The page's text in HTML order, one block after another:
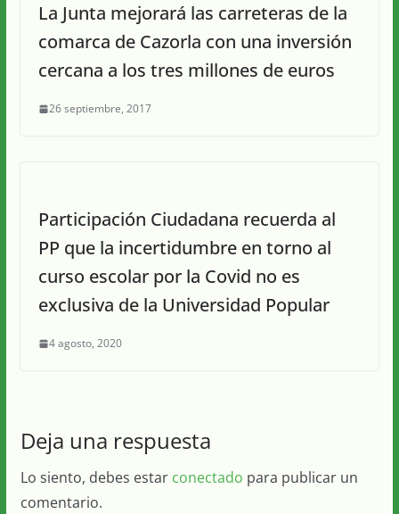
La Junta mejorará las carreteras de la
comarca de Cazorla con una inversión
cercana a los tres millones de euros
26 septiembre, 2017
Participación Ciudadana recuerda al
PP que la incertidumbre en torno al
curso escolar por la Covid no es
exclusiva de la Universidad Popular
4 agosto, 2020
Deja una respuesta
Lo siento, debes estar conectado para publicar un
comentario.